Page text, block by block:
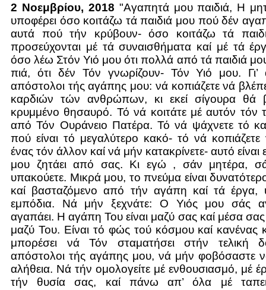
2 Νοεμβρίου, 2018 "Αγαπητά μου παιδιά, Η
υποφέρει όσο κοιτάζω τά παιδιά μου πού δέν
αυτά πού τήν κρύβουν- όσο κοιτάζω τά
προσεύχονται μέ τά συναισθήματα καί μέ τά
όσο λέω Στόν Υιό μου ότι πολλά από τά παιδιά
πιά, ότι δέν Τόν γνωρίζουν- Τόν Υιό μου.
απόστολοι τής αγάπης μου: νά κοπιάζετε νά
καρδιών τών ανθρώπων, κι εκεί σίγουρα θά
κρυμμένο θησαυρό. Τό νά κοιτάτε μέ αυτόν τόν
από Τόν Ουράνειο Πατέρα. Τό νά ψάχνετε τό
πού είναι τό μεγαλύτερο κακό- τό νά
ένας τόν άλλον καί νά μήν κατακρίνετε- αυτό
μου ζητάει από σας. Κι εγώ , σάν μητέρα,
υπακούετε. Μικρά μου, το πνεύμα είναι
καί βασταζόμενο από τήν αγάπη καί τά έργα,
εμπόδια. Νά μήν ξεχνάτε: Ο Υιός μου σάς
αγαπάει. Η αγάπη Του είναι μαζύ σας καί μέσα σας
μαζύ Του. Είναι τό φώς τού κόσμου καί κανένας
μπορέσει νά Τόν σταματήσει στήν τελική
απόστολοι τής αγάπης μου, νά μήν φοβόσαστε
αλήθεια. Νά τήν ομολογείτε μέ ενθουσιασμό, μέ
τήν θυσία σας, καί πάνω απ’ όλα μέ